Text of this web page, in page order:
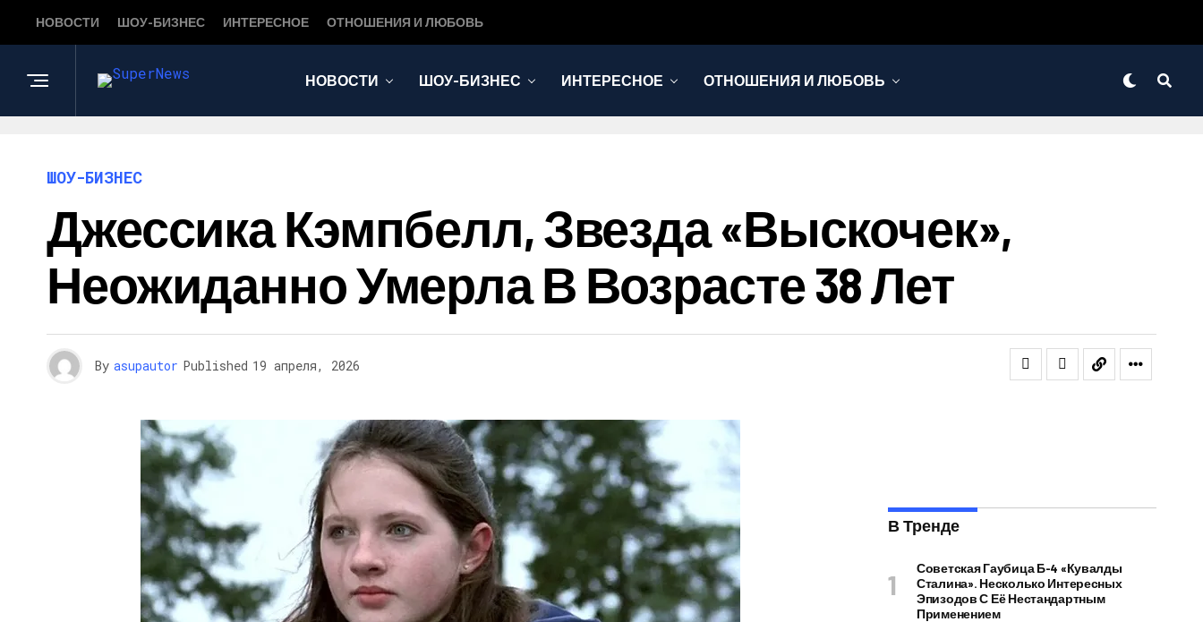
НОВОСТИ ШОУ-БИЗНЕС ИНТЕРЕСНОЕ ОТНОШЕНИЯ И ЛЮБОВЬ
НОВОСТИ ШОУ-БИЗНЕС ИНТЕРЕСНОЕ ОТНОШЕНИЯ И ЛЮБОВЬ
ШОУ-БИЗНЕС
Джессика Кэмпбелл, Звезда «Выскочек»,
Неожиданно Умерла В Возрасте 38 Лет
By asupautor Published 19 апреля, 2026
В Тренде
Советская Гаубица Б-4 «Кувалды
Сталина». Несколько Интересных
Эпизодов С Её Нестандартным
Применением